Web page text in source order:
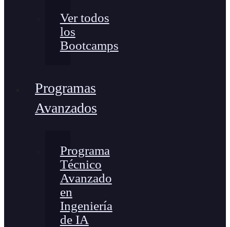
Ver todos
los
Bootcamps
Programas
Avanzados
Programa
Técnico
Avanzado
en
Ingeniería
de IA